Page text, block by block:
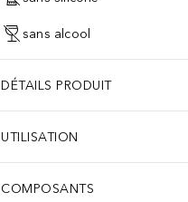
sans alcool
DÉTAILS PRODUIT
UTILISATION
COMPOSANTS